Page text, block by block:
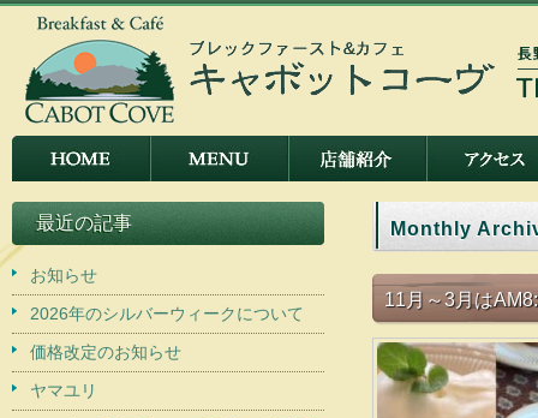
Monthly
11月～3月は
最近の記事
お知らせ
2026年のシルバーウィークについて
価格改定のお知らせ
ヤマユリ